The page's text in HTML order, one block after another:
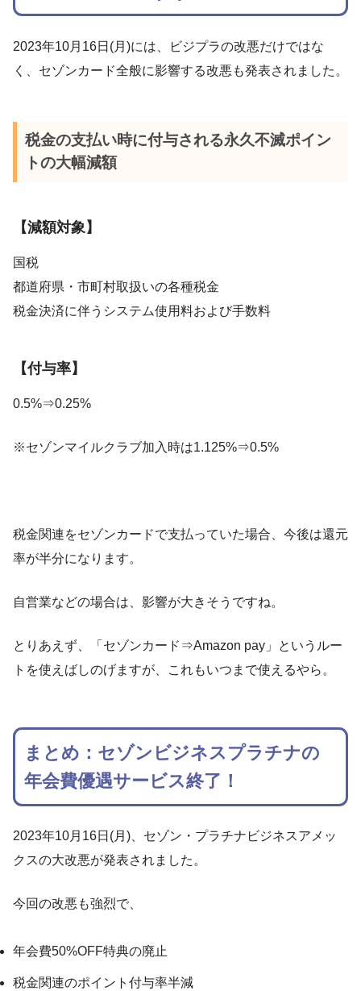
2023年10月16日(月)には、ビジプラの改悪だけではな
く、セゾンカード全般に影響する改悪も発表されました。
税金の支払い時に付与される永久不滅ポイン
トの大幅減額
【減額対象】
国税
都道府県・市町村取扱いの各種税金
税金決済に伴うシステム使用料および手数料
【付与率】
0.5%⇒0.25%
※セゾンマイルクラブ加入時は1.125%⇒0.5%
税金関連をセゾンカードで支払っていた場合、今後は還元
率が半分になります。
自営業などの場合は、影響が大きそうですね。
とりあえず、「セゾンカード⇒Amazon pay」というルー
トを使えばしのげますが、これもいつまで使えるやら。
まとめ：セゾンビジネスプラチナの
年会費優遇サービス終了！
2023年10月16日(月)、セゾン・プラチナビジネスアメッ
クスの大改悪が発表されました。
今回の改悪も強烈で、
年会費50%OFF特典の廃止
税金関連のポイント付与率半減